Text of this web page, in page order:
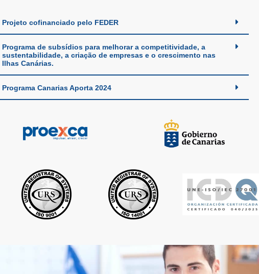
Projeto cofinanciado pelo FEDER
Programa de subsídios para melhorar a competitividade, a
sustentabilidade, a criação de empresas e o crescimento nas
Ilhas Canárias.
Programa Canarias Aporta 2024